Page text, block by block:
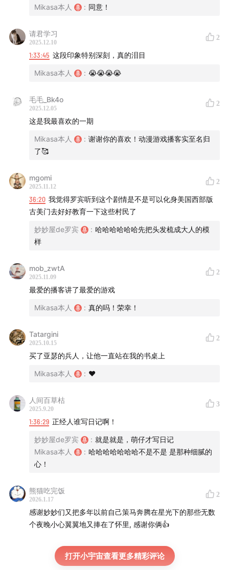
Mikasa本人 : 同意！
请君学习
2025.12.10
2
1:33:45 这段印象特别深刻，真的泪目
Mikasa本人 : 😭😭😭😭
毛毛_Bk4o
2025.12.05
2
这是我最喜欢的一期
Mikasa本人 : 谢谢你的喜欢！动漫游戏播客实至名归
了🥰
mgomi
2025.11.12
2
36:20 我觉得罗宾听到这个剧情是不是可以化身美国西部版
古美门去好好教育一下这些村民了
妙妙屋de罗宾 : 哈哈哈哈哈哈先把头发梳成大人的模
样
mob_zwtA
2025.11.09
2
最爱的播客讲了最爱的游戏
Mikasa本人 : 真的吗！荣幸！
Tatargini
2025.10.15
2
买了亚瑟的兵人，让他一直站在我的书桌上
Mikasa本人 : ❤️
人间百草枯
2025.9.20
3
1:36:29 正经人谁写日记啊！
妙妙屋de罗宾 : 就是就是，萌仔才写日记
Mikasa本人
: 哈哈哈哈哈哈哈不是不是 是那种细腻的
心！
熊猫吃完饭
2026.1.17
2
感谢妙妙们又把多年以前自己策马奔腾在星光下的那些无数
个夜晚小心翼翼地又捧在了怀里, 感谢你俩👍
打开小宇宙查看更多精彩评论